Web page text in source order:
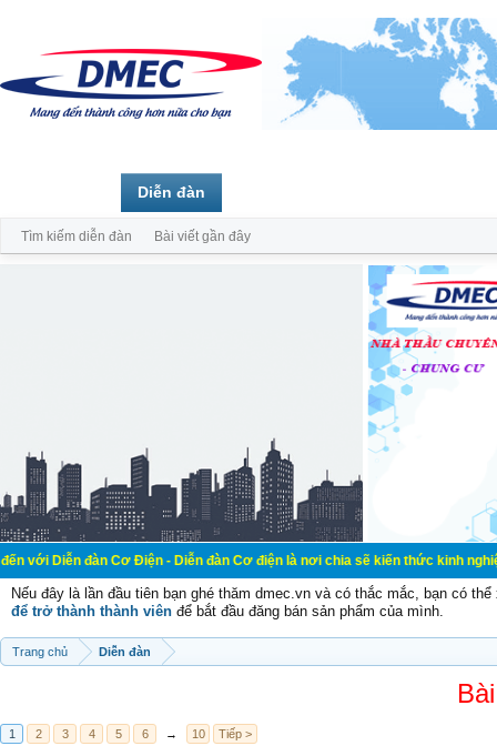
đàn Cơ Điện - Diễn đàn Cơ điện là nơi chia sẽ kiến thức kinh nghiệm
Nếu đây là lần đầu tiên bạn ghé thăm dmec.vn và có thắc mắc, bạn có
để trở thành thành viên để bắt đầu đăng bán sản phẩm của mình.
Trang chủ Diễn đàn
1 2 3 4 5 6 → 10 Tiếp >
Diễn đàn
Tìm kiếm diễn đàn Bài viết gần đây